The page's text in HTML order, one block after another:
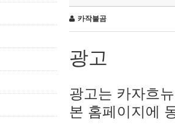
카작불곰
광고
광고는 카자흐
본 홈페이지에